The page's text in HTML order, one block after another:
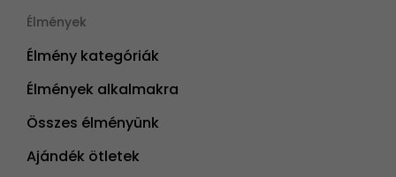
Élmények
Élmény kategóriák
Élmények alkalmakra
Összes élményünk
Ajándék ötletek